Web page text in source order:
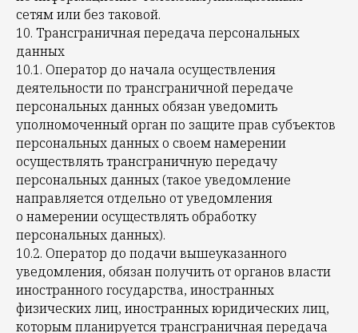
сетям или без таковой.
10. Трансграничная передача персональных
данных
10.1. Оператор до начала осуществления
деятельности по трансграничной передаче
персональных данных обязан уведомить
уполномоченный орган по защите прав субъектов
персональных данных о своем намерении
осуществлять трансграничную передачу
персональных данных (такое уведомление
направляется отдельно от уведомления
о намерении осуществлять обработку
персональных данных).
10.2. Оператор до подачи вышеуказанного
уведомления, обязан получить от органов власти
иностранного государства, иностранных
физических лиц, иностранных юридических лиц,
которым планируется трансграничная передача